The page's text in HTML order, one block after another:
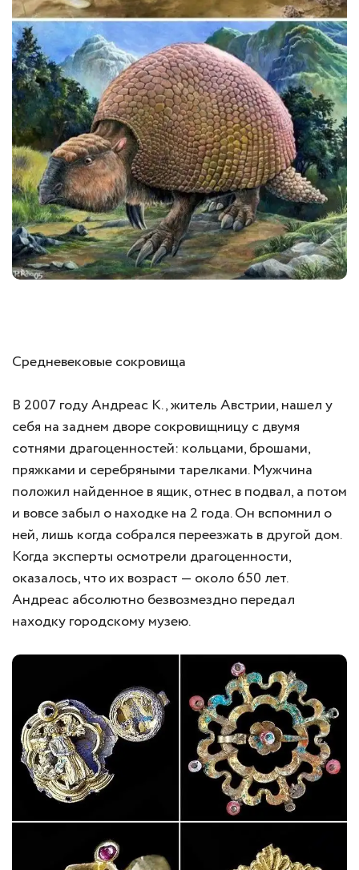
Средневековые сокровища
В 2007 году Андреас К., житель Австрии, нашел у
себя на заднем дворе сокровищницу с двумя
сотнями драгоценностей: кольцами, брошами,
пряжками и серебряными тарелками. Мужчина
положил найденное в ящик, отнес в подвал, а потом
и вовсе забыл о находке на 2 года. Он вспомнил о
ней, лишь когда собрался переезжать в другой дом.
Когда эксперты осмотрели драгоценности,
оказалось, что их возраст — около 650 лет.
Андреас абсолютно безвозмездно передал
находку городскому музею.